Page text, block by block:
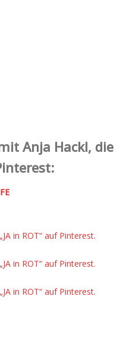
Anja Hackl, die
in ROT“ auf Pinterest.
in ROT“ auf Pinterest.
in ROT“ auf Pinterest.